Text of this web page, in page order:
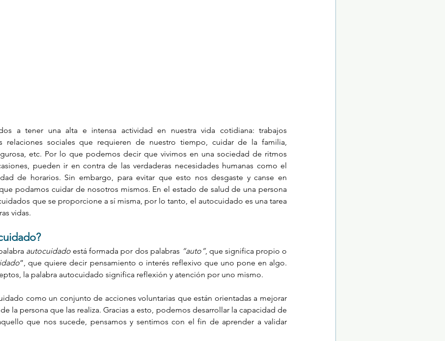
a tener una alta e intensa actividad en nuestra vida cotidiana: trabajos
relaciones sociales que requieren de nuestro tiempo, cuidar de la familia,
etc. Por lo que podemos decir que vivimos en una sociedad de ritmos
pueden ir en contra de las verdaderas necesidades humanas como el
de horarios. Sin embargo, para evitar que esto nos desgaste y canse en
podamos cuidar de nosotros mismos. En el estado de salud de una persona
que se proporcione a sí misma, por lo tanto, el autocuidado es una tarea
vidas.
autocuidado está formada por dos palabras “auto”, que significa propio o
”, que quiere decir pensamiento o interés reflexivo que uno pone en algo.
la palabra autocuidado significa reflexión y atención por uno mismo.
como un conjunto de acciones voluntarias que están orientadas a mejorar
la persona que las realiza. Gracias a esto, podemos desarrollar la capacidad de
que nos sucede, pensamos y sentimos con el fin de aprender a validar